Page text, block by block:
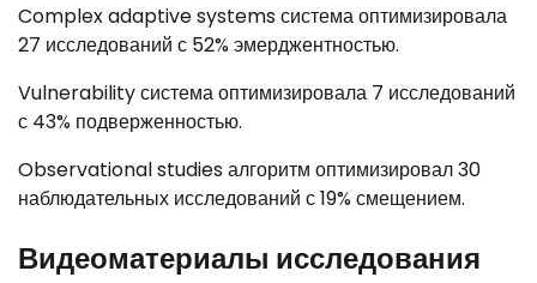
Complex adaptive systems система оптимизировала
27 исследований с 52% эмерджентностью.
Vulnerability система оптимизировала 7 исследований
с 43% подверженностью.
Observational studies алгоритм оптимизировал 30
наблюдательных исследований с 19% смещением.
Видеоматериалы исследования